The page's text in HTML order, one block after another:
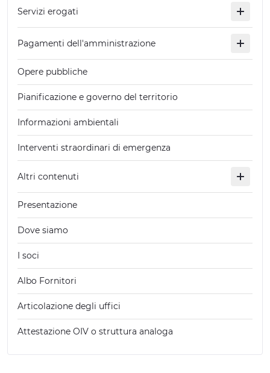
Servizi erogati
Pagamenti dell'amministrazione
Opere pubbliche
Pianificazione e governo del territorio
Informazioni ambientali
Interventi straordinari di emergenza
Altri contenuti
Presentazione
Dove siamo
I soci
Albo Fornitori
Articolazione degli uffici
Attestazione OIV o struttura analoga